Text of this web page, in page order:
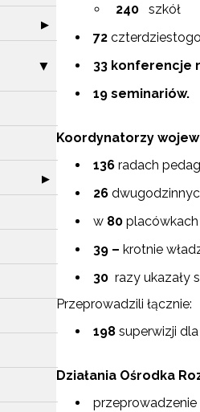
Rozwiń sekcję "Być razem"
▶
Zwiń sekcję "Szkoła dla
▶
Rozwiń sekcję "Warto wiedzieć"
▶
240 szkół
72
33 konferencje
19 seminariów.
Koordynatorzy
136 radach
26
w 80
39 – krotnie
30 razy ukazały
Przeprowadzili łącznie:
198 superwizji dla
Działania Ośrodka
przeprowadzenie